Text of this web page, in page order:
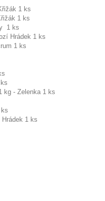
1 ks
1 ks
1 ks
Hrádek 1 ks
1 ks
kg - Zelenka 1 ks
1 ks